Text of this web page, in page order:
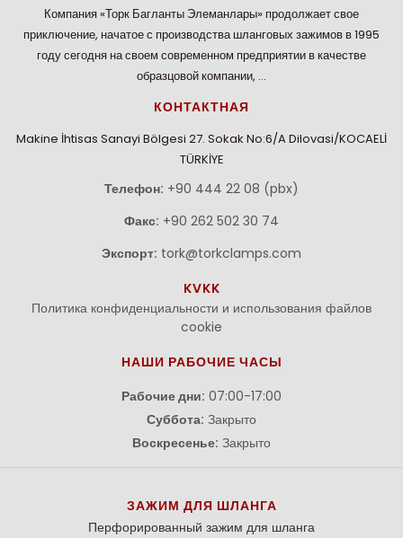
Компания «Торк Багланты Элеманлары» продолжает свое
приключение, начатое с производства шланговых зажимов в 1995
году сегодня на своем современном предприятии в качестве
образцовой компании, …
КОНТАКТНАЯ
Makine İhtisas Sanayi Bölgesi 27. Sokak No:6/A Dilovasi/KOCAELİ
TÜRKİYE
Телефон: +90 444 22 08 (pbx)
Факс: +90 262 502 30 74
Экспорт: tork@torkclamps.com
KVKK
Политика конфиденциальности и использования файлов
cookie
НАШИ РАБОЧИЕ ЧАСЫ
Рабочие дни: 07:00-17:00
Суббота: Закрыто
Воскресенье: Закрыто
ЗАЖИМ ДЛЯ ШЛАНГА
Перфорированный зажим для шланга